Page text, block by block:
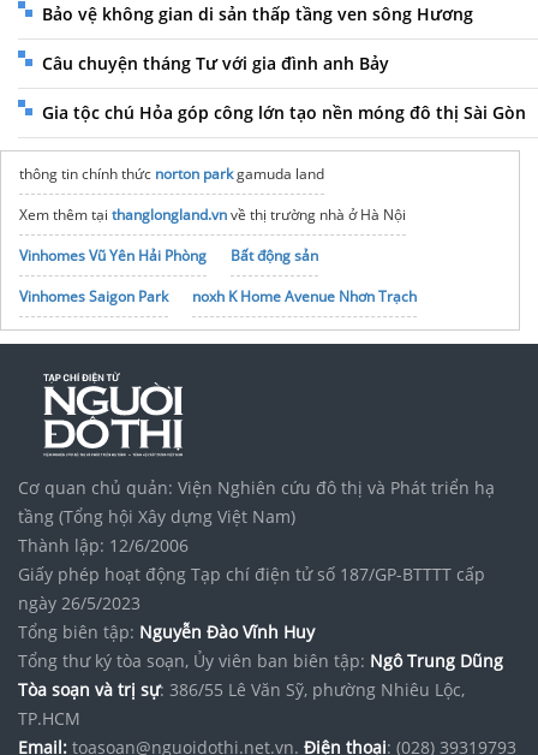
Bảo vệ không gian di sản thấp tầng ven sông Hương
Câu chuyện tháng Tư với gia đình anh Bảy
Gia tộc chú Hỏa góp công lớn tạo nền móng đô thị Sài Gòn
thông tin chính thức norton parkgamuda land
Xem thêm tại thanglongland.vnvề thị trường nhà ở Hà Nội
Vinhomes Vũ Yên Hải Phòng
Bất động sản
Vinhomes Saigon Park
noxh K Home Avenue Nhơn Trạch
Tập đoàn Bcons Group
Cơ quan chủ quản: Viện Nghiên cứu đô thị và Phát triển hạ
tầng (Tổng hội Xây dựng Việt Nam)
Thành lập: 12/6/2006
Giấy phép hoạt động Tạp chí điện tử số 187/GP-BTTTT cấp
ngày 26/5/2023
Tổng biên tập: Nguyễn Đào Vĩnh Huy
Tổng thư ký tòa soạn, Ủy viên ban biên tập: Ngô Trung Dũng
Tòa soạn và trị sự: 386/55 Lê Văn Sỹ, phường Nhiêu Lộc,
TP.HCM
Email: toasoan@nguoidothi.net.vn. Điện thoại: (028) 39319793